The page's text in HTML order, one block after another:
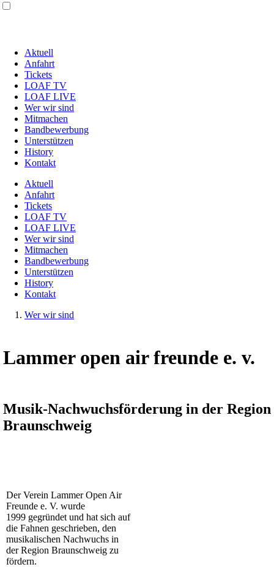
Aktuell
Anfahrt
Tickets
LOAF TV
LOAF LIVE
Wer wir sind
Mitmachen
Bandbewerbung
Unterstützen
History
Kontakt
Aktuell
Anfahrt
Tickets
LOAF TV
LOAF LIVE
Wer wir sind
Mitmachen
Bandbewerbung
Unterstützen
History
Kontakt
Wer wir sind
Lammer open air freunde e. v.
Musik-Nachwuchsförderung in der Region
Braunschweig
Der Verein Lammer Open Air
Freunde e. V. wurde
1999 gegründet und hat sich auf
die Fahnen geschrieben, den
musikalischen Nachwuchs in
der Region Braunschweig zu
fördern.